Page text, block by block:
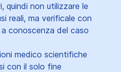
quindi non utilizzare le
reali, ma verificale con
conoscenza del caso
medico scientifiche
con il solo fine